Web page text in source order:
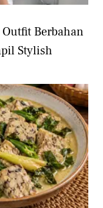
Berbahan
Stylish